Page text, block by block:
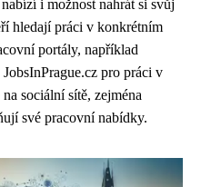
i možnost nahrát si svůj
hledají práci v konkrétním
portály, například
pro práci v
sociální sítě, zejména
své pracovní nabídky.